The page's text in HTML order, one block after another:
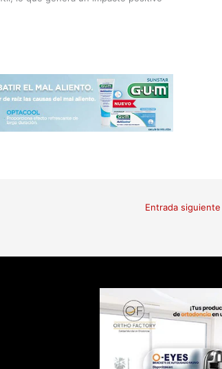
Entrada